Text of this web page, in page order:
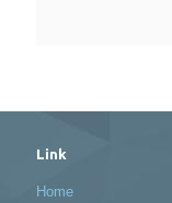
Link
Home